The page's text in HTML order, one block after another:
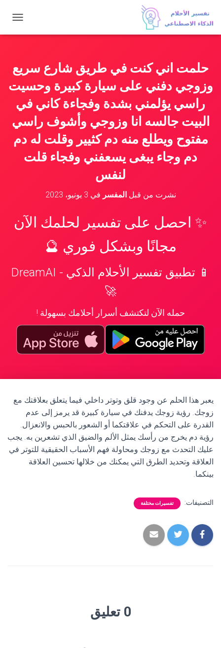
ب
ا
ت
ق
حلمت اني كنت في طريق شارع سريع
وزوجي دفني على سيارة كبيرة وحسيت
راسي يؤلمني بشدة وفجاءة كاني في
البيت جالسه انا وزوجي وأشوف راسي
مفتوح ويطلع منه دم كثيير وقلت له دم
دم وجاء يبغى يسعفني وفجاء قلت
لنفس
نشرت من قبلالمفسر في 3 يونيو، 2023
✨ احصل على تفسير لحلمك الآن
مجانًا وبشكل فوري 🔮
📱 تطبيق تفسير الأحلام الذكي - DreamAI
🚀
حمله الآن لتكتشف أسرار أحلامك بسهولة !
يعبر هذا الحلم عن وجود قلق وتوتر داخلي فيما يتعلق بعلاقتك مع
زوجك. رؤية زوجك يدفنك في سيارة كبيرة قد يرمز إلى عدم
القدرة على التحكم في علاقتكما أو الشعور بالحبس والانعزال.
رؤية دم يخرج من رأسك يمثل الألم والضيق الذي تشعرين به. يجب
عليك التحدث مع زوجك ومحاولة فهم الأسباب الحقيقية للتوتر في
العلاقة وتحديد الطرق التي يمكنك من خلالها تحسين العلاقة
بينكما.
التصنيفات: تفسيرات مختلفة
0 تعليق